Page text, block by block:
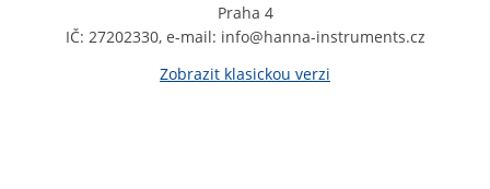
Praha 4
IČ: 27202330, e-mail: info@hanna-instruments.cz
Zobrazit klasickou verzi